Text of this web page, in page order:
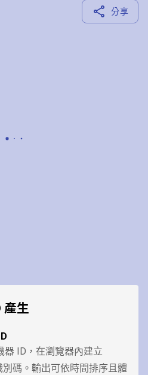
分享
產生
器 ID，在瀏覽器內建立
碼。輸出可依時間排序且體